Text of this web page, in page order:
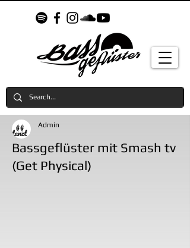
Bassgeflüster mit Smash tv
(Get Physical)
Admin